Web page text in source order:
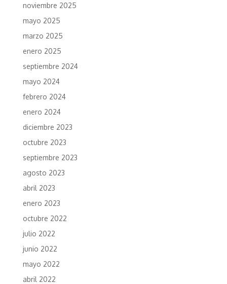
noviembre 2025
mayo 2025
marzo 2025
enero 2025
septiembre 2024
mayo 2024
febrero 2024
enero 2024
diciembre 2023
octubre 2023
septiembre 2023
agosto 2023
abril 2023
enero 2023
octubre 2022
julio 2022
junio 2022
mayo 2022
abril 2022